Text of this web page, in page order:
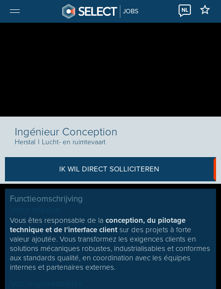
JOBS NL
Ingénieur Conception
Herstal I Lucht- en ruimtevaart
IK WIL DIRECT SOLLICITEREN
Functieomschrijving
Vous êtes responsable de la conception, du pilotage
technique et de l’interface client sur des projets à forte
valeur ajoutée. Vous transformez les exigences clients en
solutions mécaniques robustes, industrialisables et conformes
aux standards qualité, en coordination avec les équipes
internes et partenaires externes.